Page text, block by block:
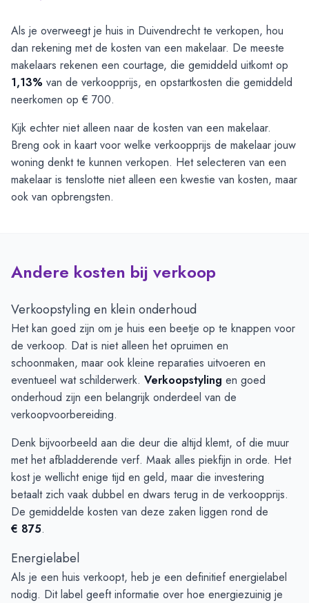
Als je overweegt je huis in Duivendrecht te verkopen, hou
dan rekening met de kosten van een makelaar. De meeste
makelaars rekenen een courtage, die gemiddeld uitkomt op
1,13% van de verkoopprijs, en opstartkosten die gemiddeld
neerkomen op € 700.
Kijk echter niet alleen naar de kosten van een makelaar.
Breng ook in kaart voor welke verkoopprijs de makelaar jouw
woning denkt te kunnen verkopen. Het selecteren van een
makelaar is tenslotte niet alleen een kwestie van kosten, maar
ook van opbrengsten.
Andere kosten bij verkoop
Verkoopstyling en klein onderhoud
Het kan goed zijn om je huis een beetje op te knappen voor
de verkoop. Dat is niet alleen het opruimen en
schoonmaken, maar ook kleine reparaties uitvoeren en
eventueel wat schilderwerk. Verkoopstyling en goed
onderhoud zijn een belangrijk onderdeel van de
verkoopvoorbereiding.
Denk bijvoorbeeld aan die deur die altijd klemt, of die muur
met het afbladderende verf. Maak alles piekfijn in orde. Het
kost je wellicht enige tijd en geld, maar die investering
betaalt zich vaak dubbel en dwars terug in de verkoopprijs.
De gemiddelde kosten van deze zaken liggen rond de
€ 875.
Energielabel
Als je een huis verkoopt, heb je een definitief energielabel
nodig. Dit label geeft informatie over hoe energiezuinig je